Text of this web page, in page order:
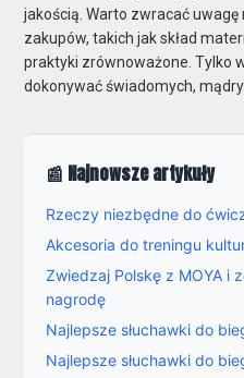
jakością. Warto zwracać
zakupów, takich jak skład
praktyki zrównoważone. Tylko
dokonywać świadomych,
📰 Najnowsze artykuły
Rzeczy niezbędne do
Akcesoria do treningu
Zwiedzaj Polskę z MOYA i
nagrodę
Najlepsze słuchawki do
Najlepsze słuchawki do